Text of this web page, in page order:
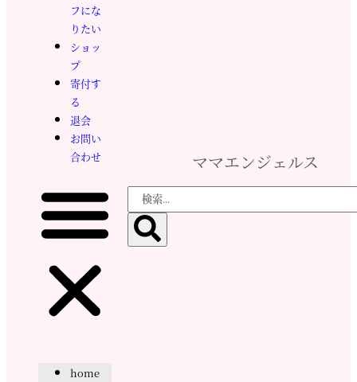
フにな
りたい
ショッ
プ
寄付す
る
退会
お問い
合わせ
home
ママエンジェルス